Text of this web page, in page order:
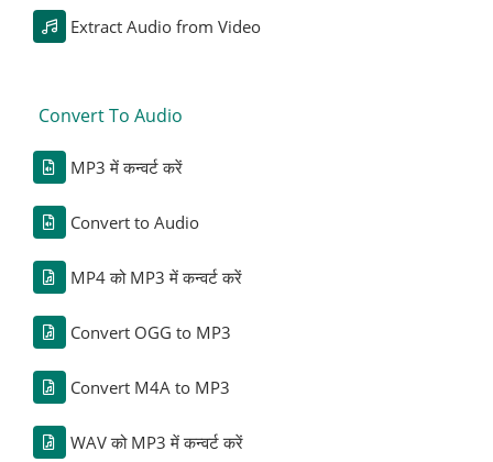
Extract Audio from Video
Convert To Audio
MP3 में कन्वर्ट करें
Convert to Audio
MP4 को MP3 में कन्वर्ट करें
Convert OGG to MP3
Convert M4A to MP3
WAV को MP3 में कन्वर्ट करें